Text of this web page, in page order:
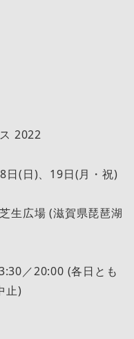
2022
(日)、19日(月・祝)
生広場 (滋賀県琵琶湖
／20:00 (各日とも
止)